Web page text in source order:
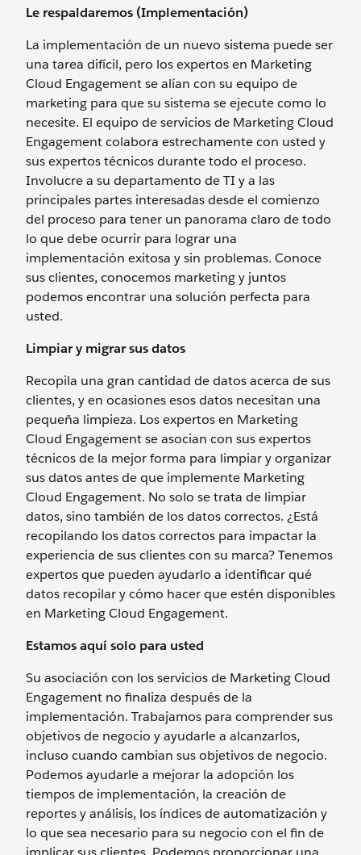
Le respaldaremos (Implementación)
La implementación de un nuevo sistema puede ser
una tarea difícil, pero los expertos en Marketing
Cloud Engagement se alían con su equipo de
marketing para que su sistema se ejecute como lo
necesite. El equipo de servicios de Marketing Cloud
Engagement colabora estrechamente con usted y
sus expertos técnicos durante todo el proceso.
Involucre a su departamento de TI y a las
principales partes interesadas desde el comienzo
del proceso para tener un panorama claro de todo
lo que debe ocurrir para lograr una
implementación exitosa y sin problemas. Conoce
sus clientes, conocemos marketing y juntos
podemos encontrar una solución perfecta para
usted.
Limpiar y migrar sus datos
Recopila una gran cantidad de datos acerca de sus
clientes, y en ocasiones esos datos necesitan una
pequeña limpieza. Los expertos en Marketing
Cloud Engagement se asocian con sus expertos
técnicos de la mejor forma para limpiar y organizar
sus datos antes de que implemente Marketing
Cloud Engagement. No solo se trata de limpiar
datos, sino también de los datos correctos. ¿Está
recopilando los datos correctos para impactar la
experiencia de sus clientes con su marca? Tenemos
expertos que pueden ayudarlo a identificar qué
datos recopilar y cómo hacer que estén disponibles
en Marketing Cloud Engagement.
Estamos aquí solo para usted
Su asociación con los servicios de Marketing Cloud
Engagement no finaliza después de la
implementación. Trabajamos para comprender sus
objetivos de negocio y ayudarle a alcanzarlos,
incluso cuando cambian sus objetivos de negocio.
Podemos ayudarle a mejorar la adopción los
tiempos de implementación, la creación de
reportes y análisis, los índices de automatización y
lo que sea necesario para su negocio con el fin de